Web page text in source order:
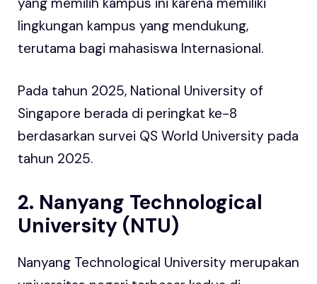
lingkungan kampus yang mendukung,
terutama bagi mahasiswa Internasional.
Pada tahun 2025, National University of
Singapore berada di peringkat ke-8
berdasarkan survei QS World University pada
tahun 2025.
2. Nanyang Technological
University (NTU)
Nanyang Technological University merupakan